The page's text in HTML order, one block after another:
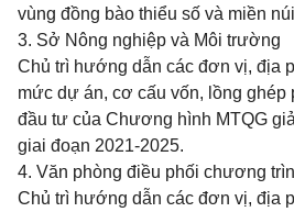
vùng đồng bào thiểu số và miền
3. Sở Nông nghiệp và Môi trường
Chủ trì hướng dẫn các đơn vị, địa
mức dự án, cơ cấu vốn, lồng ghép
đầu tư của Chương hình MTQG
giai đoạn 2021-2025.
4. Văn phòng điều phối chương
Chủ trì hướng dẫn các đơn vị, địa